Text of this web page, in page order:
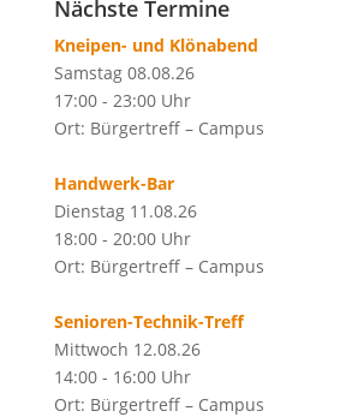
Nächste Termine
Kneipen- und Klönabend
Samstag 08.08.26
17:00 - 23:00 Uhr
Ort: Bürgertreff – Campus
Handwerk-Bar
Dienstag 11.08.26
18:00 - 20:00 Uhr
Ort: Bürgertreff – Campus
Senioren-Technik-Treff
Mittwoch 12.08.26
14:00 - 16:00 Uhr
Ort: Bürgertreff – Campus